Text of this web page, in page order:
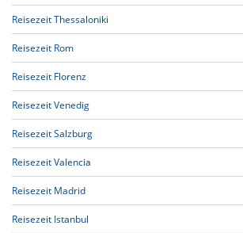
Reisezeit Thessaloniki
Reisezeit Rom
Reisezeit Florenz
Reisezeit Venedig
Reisezeit Salzburg
Reisezeit Valencia
Reisezeit Madrid
Reisezeit Istanbul